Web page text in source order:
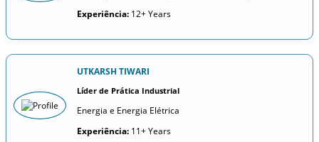
Experiência: 12+ Years
UTKARSH TIWARI
Líder de Prática Industrial
Energia e Energia Elétrica
Experiência: 11+ Years